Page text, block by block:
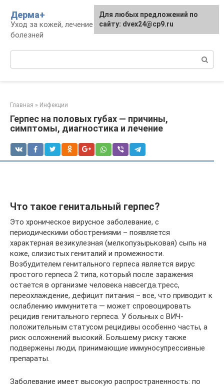
контенту
Дерма+
Уход за кожей, лечение дерматологических
болезней
Главная » Инфекции
Герпес на половых губах — причины,
симптомы, диагностика и лечение
Что такое генитальный герпес?
Это хроническое вирусное заболевание, с
периодическими обострениями – появляется
характерная везикулезная (мелкопузырьковая) сыпь на
коже, слизистых гениталий и промежности.
Возбудителем генитального герпеса является вирус
простого герпеса 2 типа, который после заражения
остается в организме человека навсегда.тресс,
переохлаждение, дефицит питания – все, что приводит к
ослаблению иммунитета — может спровоцировать
рецидив генитального герпеса. У больных с ВИЧ-
положительным статусом рецидивы особенно часты, а
риск осложнений высокий. Большему риску также
подвержены люди, принимающие иммуносупрессивные
препараты.
Заболевание имеет высокую распространенность: по
Для любых предложений по
сайту: dvex24@cp9.ru